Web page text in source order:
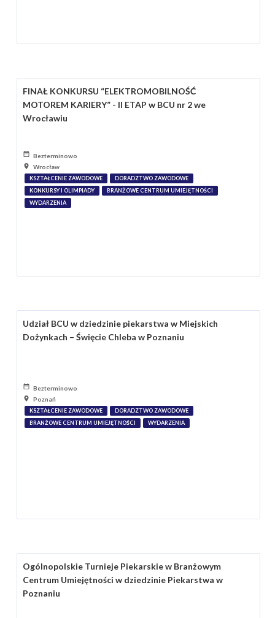
FINAŁ KONKURSU “ELEKTROMOBILNOŚĆ
MOTOREM KARIERY” - II ETAP w BCU nr 2 we
Wrocławiu
Bezterminowo
Wrocław
KSZTAŁCENIE ZAWODOWE
DORADZTWO ZAWODOWE
KONKURSY I OLIMPIADY
BRANŻOWE CENTRUM UMIEJĘTNOŚCI
WYDARZENIA
Udział BCU w dziedzinie piekarstwa w Miejskich
Dożynkach – Święcie Chleba w Poznaniu
Bezterminowo
Poznań
KSZTAŁCENIE ZAWODOWE
DORADZTWO ZAWODOWE
BRANŻOWE CENTRUM UMIEJĘTNOŚCI
WYDARZENIA
Ogólnopolskie Turnieje Piekarskie w Branżowym
Centrum Umiejętności w dziedzinie Piekarstwa w
Poznaniu